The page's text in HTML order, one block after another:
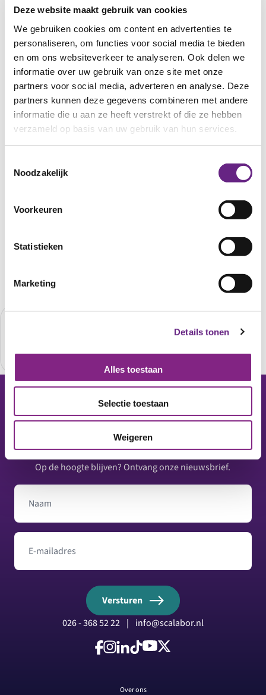
Deze website maakt gebruik van cookies
We gebruiken cookies om content en advertenties te
personaliseren, om functies voor social media te bieden
en om ons websiteverkeer te analyseren. Ook delen we
informatie over uw gebruik van onze site met onze
partners voor social media, adverteren en analyse. Deze
partners kunnen deze gegevens combineren met andere
informatie die u aan ze heeft verstrekt of die ze hebben
verzameld op basis van uw gebruik van hun services.
Noodzakelijk
Voorkeuren
Statistieken
Marketing
Details tonen
Alles toestaan
Selectie toestaan
Weigeren
helpen daar
mee bij het
inpakken
van snoep.
Maar ook
op onze
geconditioneerde
afdeling
handverpakken
op de
wordt bijna
snoep
Footer
Op de hoogte blijven? Ontvang onze nieuwsbrief.
Naam
E-mailadres
Versturen
026 - 368 52 22 | info@scalabor.nl
Volg ons op Facebook
Volg ons op Instagram
Volg ons op LinkedIn
Volg ons op TikTok
Volg ons op YouTube
Over ons